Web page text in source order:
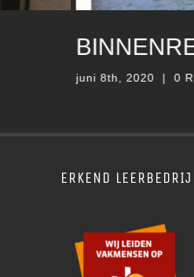
juni 8th, 2020 |
ERKEND